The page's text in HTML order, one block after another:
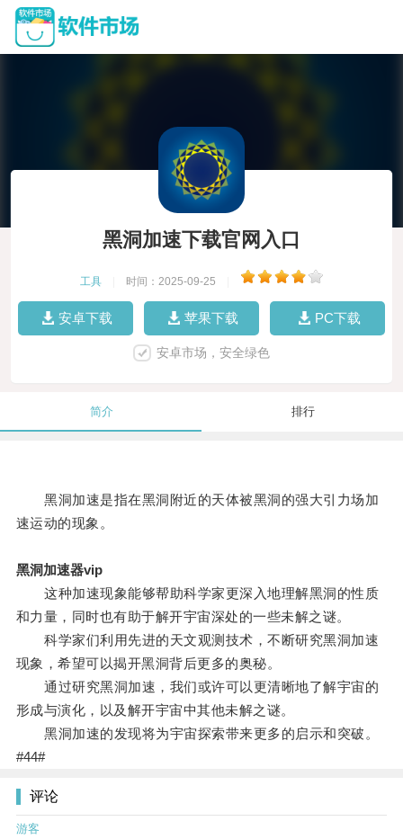
黑洞加速下载官网入口
工具 时间：2025-09-25
安卓下载 苹果下载 PC下载
安卓市场，安全绿色
简介 排行
黑洞加速是指在黑洞附近的天体被黑洞的强大引力场加
速运动的现象。
黑洞加速器vip
这种加速现象能够帮助科学家更深入地理解黑洞的性质
和力量，同时也有助于解开宇宙深处的一些未解之谜。
科学家们利用先进的天文观测技术，不断研究黑洞加速
现象，希望可以揭开黑洞背后更多的奥秘。
通过研究黑洞加速，我们或许可以更清晰地了解宇宙的
形成与演化，以及解开宇宙中其他未解之谜。
黑洞加速的发现将为宇宙探索带来更多的启示和突破。
#44#
评论
游客